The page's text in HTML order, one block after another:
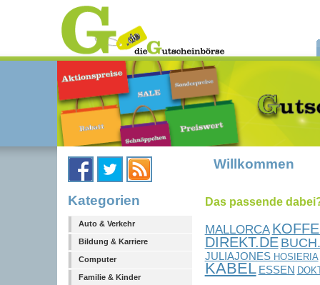
Kategorien
Auto & Verkehr
Bildung & Karriere
Computer
Familie & Kinder
Willkommen
Das passende
MALLORCA
DIREKT.DE
JULIAJONES HOSIERIA
KABEL ESSEN